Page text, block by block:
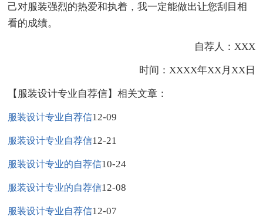
己对服装强烈的热爱和执着，我一定能做出让您刮目相
看的成绩。
自荐人：XXX
时间：XXXX年XX月XX日
【服装设计专业自荐信】相关文章：
服装设计专业自荐信12-09
服装设计专业自荐信12-21
服装设计专业的自荐信10-24
服装设计专业的自荐信12-08
服装设计专业自荐信12-07